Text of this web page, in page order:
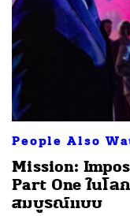
People Also
Mission:
Part One ในโ
สมบูรณ์แบบ
ค้นหา
SHARE